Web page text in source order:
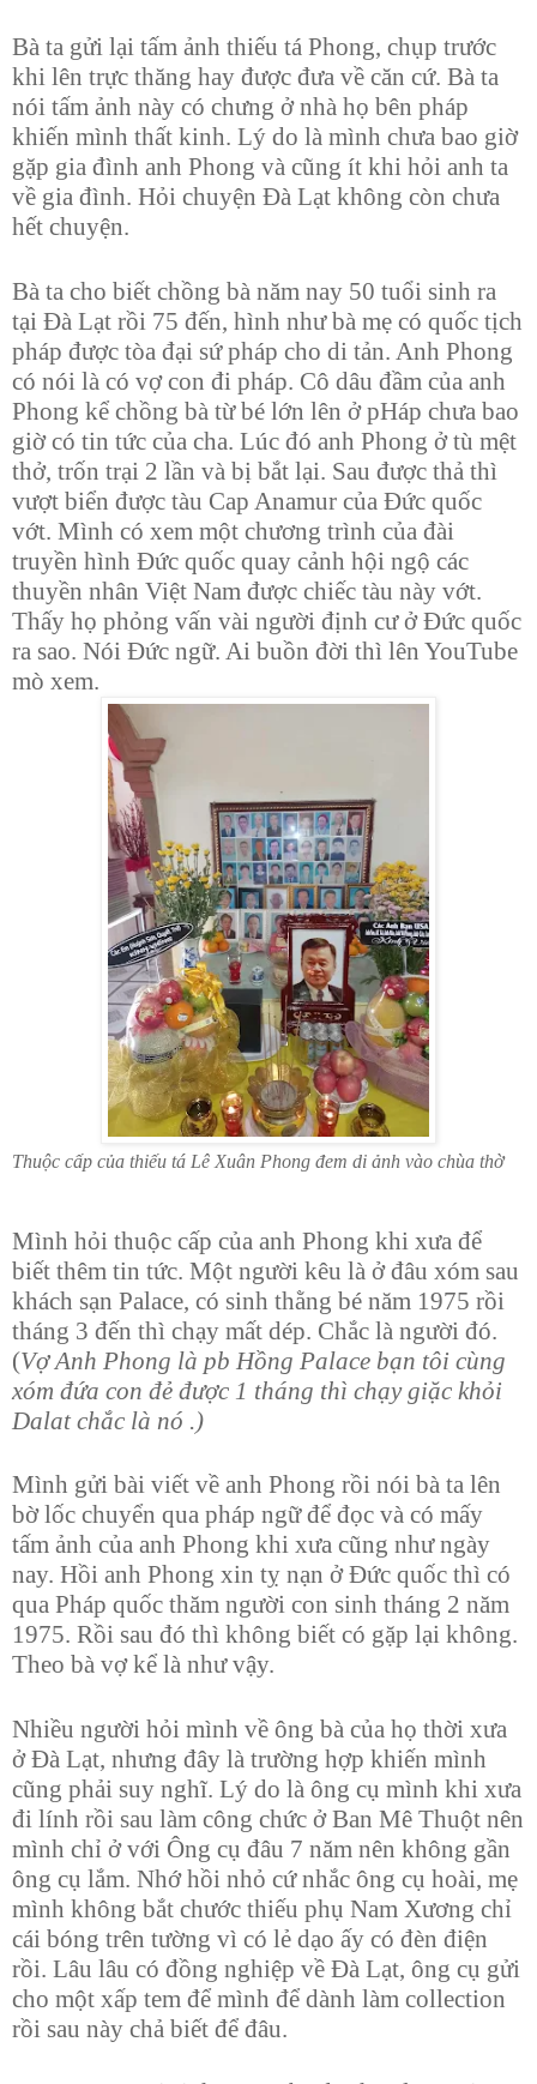
Bà ta gửi lại tấm ảnh thiếu tá Phong, chụp trước
khi lên trực thăng hay được đưa về căn cứ. Bà ta
nói tấm ảnh này có chưng ở nhà họ bên pháp
khiến mình thất kinh. Lý do là mình chưa bao giờ
gặp gia đình anh Phong và cũng ít khi hỏi anh ta
về gia đình. Hỏi chuyện Đà Lạt không còn chưa
hết chuyện.
Bà ta cho biết chồng bà năm nay 50 tuổi sinh ra
tại Đà Lạt rồi 75 đến, hình như bà mẹ có quốc tịch
pháp được tòa đại sứ pháp cho di tản. Anh Phong
có nói là có vợ con đi pháp. Cô dâu đầm của anh
Phong kể chồng bà từ bé lớn lên ở pHáp chưa bao
giờ có tin tức của cha. Lúc đó anh Phong ở tù mệt
thở, trốn trại 2 lần và bị bắt lại. Sau được thả thì
vượt biển được tàu Cap Anamur của Đức quốc
vớt. Mình có xem một chương trình của đài
truyền hình Đức quốc quay cảnh hội ngộ các
thuyền nhân Việt Nam được chiếc tàu này vớt.
Thấy họ phỏng vấn vài người định cư ở Đức quốc
ra sao. Nói Đức ngữ. Ai buồn đời thì lên YouTube
mò xem.
Thuộc cấp của thiếu tá Lê Xuân Phong đem di ảnh vào chùa thờ
Mình hỏi thuộc cấp của anh Phong khi xưa để
biết thêm tin tức. Một người kêu là ở đâu xóm sau
khách sạn Palace, có sinh thằng bé năm 1975 rồi
tháng 3 đến thì chạy mất dép. Chắc là người đó.
(Vợ Anh Phong là pb Hồng Palace bạn tôi cùng
xóm đứa con đẻ được 1 tháng thì chạy giặc khỏi
Dalat chắc là nó .)
Mình gửi bài viết về anh Phong rồi nói bà ta lên
bờ lốc chuyển qua pháp ngữ để đọc và có mấy
tấm ảnh của anh Phong khi xưa cũng như ngày
nay. Hồi anh Phong xin tỵ nạn ở Đức quốc thì có
qua Pháp quốc thăm người con sinh tháng 2 năm
1975. Rồi sau đó thì không biết có gặp lại không.
Theo bà vợ kể là như vậy.
Nhiều người hỏi mình về ông bà của họ thời xưa
ở Đà Lạt, nhưng đây là trường hợp khiến mình
cũng phải suy nghĩ. Lý do là ông cụ mình khi xưa
đi lính rồi sau làm công chức ở Ban Mê Thuột nên
mình chỉ ở với Ông cụ đâu 7 năm nên không gần
ông cụ lắm. Nhớ hồi nhỏ cứ nhắc ông cụ hoài, mẹ
mình không bắt chước thiếu phụ Nam Xương chỉ
cái bóng trên tường vì có lẻ dạo ấy có đèn điện
rồi. Lâu lâu có đồng nghiệp về Đà Lạt, ông cụ gửi
cho một xấp tem để mình để dành làm collection
rồi sau này chả biết để đâu.